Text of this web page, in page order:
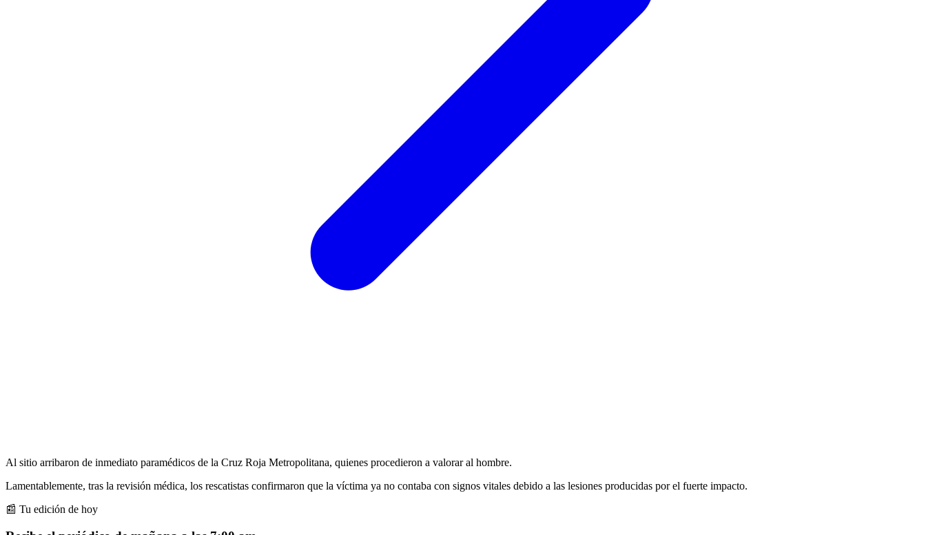
Al sitio arribaron de inmediato paramédicos de la Cruz Roja Metropolitana, quienes procedieron a valorar al hombre.
Lamentablemente, tras la revisión médica, los rescatistas confirmaron que la víctima ya no contaba con signos vitales debido a las lesiones producidas por el fuerte impacto.
📰 Tu edición de hoy